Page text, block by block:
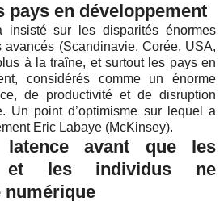
pays en développement
insisté sur les disparités énormes
(Scandinavie, Corée, USA,
à la traîne, et surtout les pays en
considérés comme un énorme
de productivité et de disruption
Un point d’optimisme sur lequel a
Eric Labaye (McKinsey).
avant que les
et les individus ne
numérique